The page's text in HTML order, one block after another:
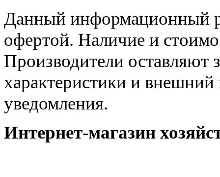
Данный информационный
офертой. Наличие и
Производители оставляют
характеристики и внешний
уведомления.
Интернет-магазин